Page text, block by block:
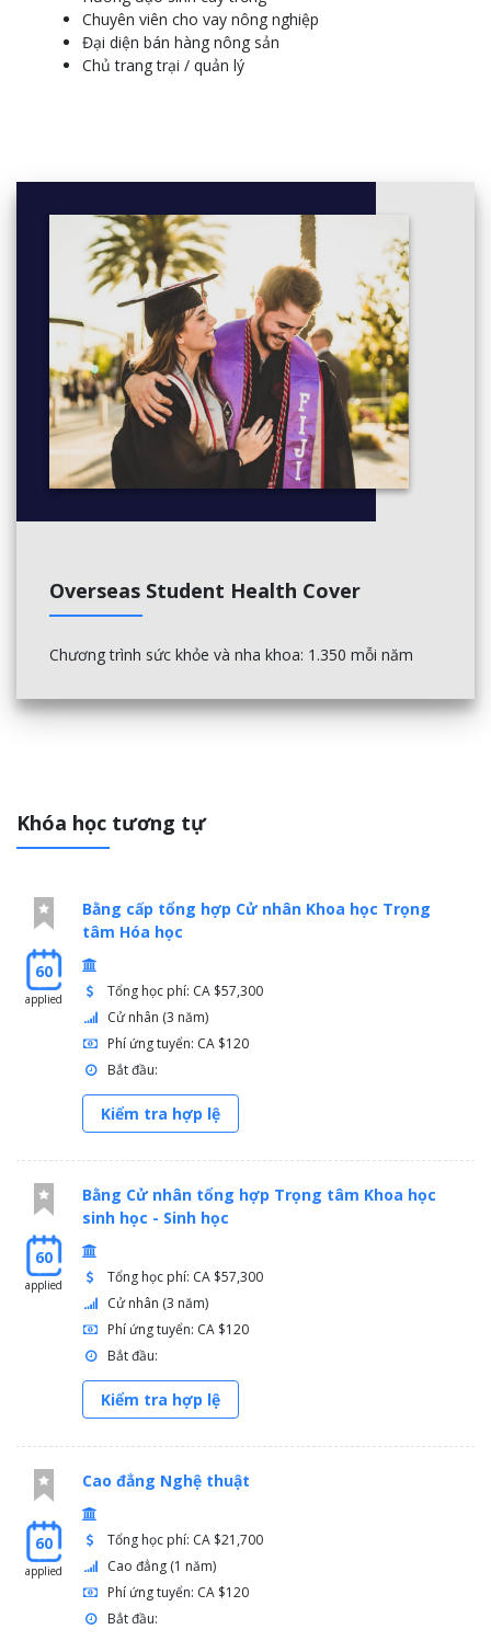
Chuyên viên cho vay nông nghiệp
Đại diện bán hàng nông sản
Chủ trang trại / quản lý
Overseas Student Health Cover
Chương trình sức khỏe và nha khoa: 1.350 mỗi năm
Khóa học tương tự
60
applied
Bằng cấp tổng hợp Cử nhân Khoa học Trọng
tâm Hóa học
Tổng học phí: CA $57,300
Cử nhân (3 năm)
Phí ứng tuyển: CA $120
Bắt đầu:
Kiểm tra hợp lệ
60
applied
Bằng Cử nhân tổng hợp Trọng tâm Khoa học
sinh học - Sinh học
Tổng học phí: CA $57,300
Cử nhân (3 năm)
Phí ứng tuyển: CA $120
Bắt đầu:
Kiểm tra hợp lệ
60
applied
Cao đẳng Nghệ thuật
Tổng học phí: CA $21,700
Cao đẳng (1 năm)
Phí ứng tuyển: CA $120
Bắt đầu: